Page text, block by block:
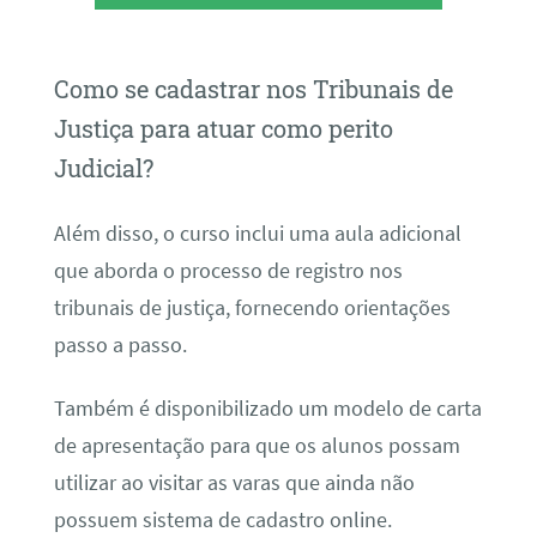
Como se cadastrar nos Tribunais de
Justiça para atuar como perito
Judicial?
Além disso, o curso inclui uma aula adicional
que aborda o processo de registro nos
tribunais de justiça, fornecendo orientações
passo a passo.
Também é disponibilizado um modelo de carta
de apresentação para que os alunos possam
utilizar ao visitar as varas que ainda não
possuem sistema de cadastro online.